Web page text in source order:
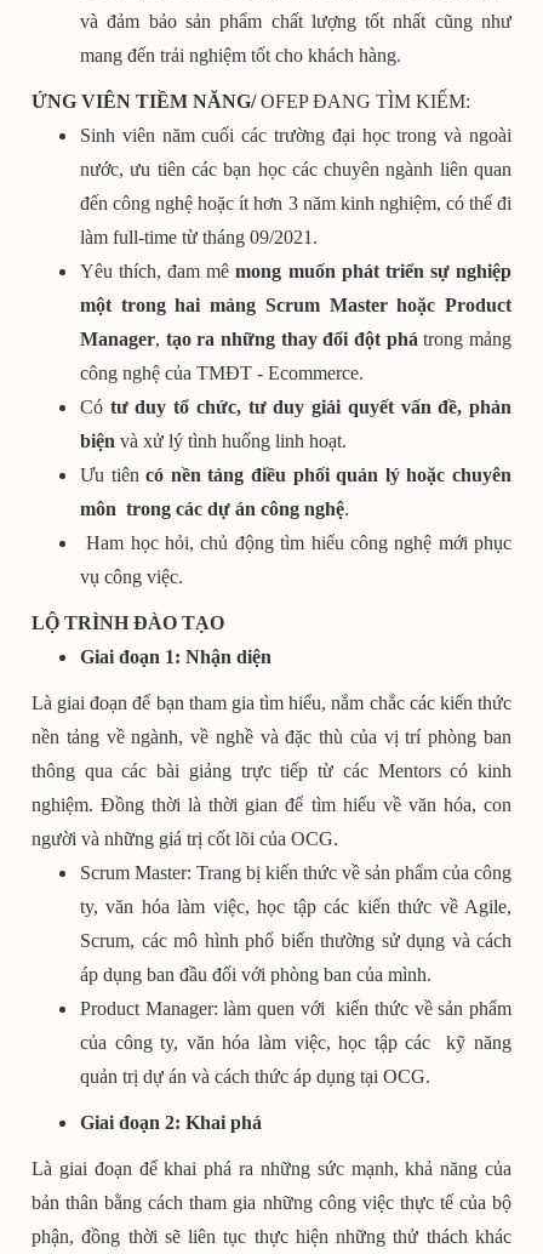
và đảm bảo sản phẩm chất lượng tốt nhất cũng như
mang đến trải nghiệm tốt cho khách hàng.
ỨNG VIÊN TIỀM NĂNG/OFEP ĐANG TÌM KIẾM:
Sinh viên năm cuối các trường đại học trong và ngoài
nước, ưu tiên các bạn học các chuyên ngành liên quan
đến công nghệ hoặc ít hơn 3 năm kinh nghiệm, có thể đi
làm full-time từ tháng 09/2021.
Yêu thích, đam mêmong muốn phát triển sự nghiệp
một trong hai mảng Scrum Master hoặc Product
Manager, tạo ra những thay đổi đột phá trong mảng
công nghệ của TMĐT - Ecommerce.
Có tư duy tổ chức, tư duy giải quyết vấn đề, phản
biện và xử lý tình huống linh hoạt.
Ưu tiêncó nền tảng điều phối quản lý hoặc chuyên
môn trong các dự án công nghệ.
Ham học hỏi, chủ động tìm hiểu công nghệ mới phục
vụ công việc.
LỘ TRÌNH ĐÀO TẠO
Giai đoạn 1: Nhận diện
Là giai đoạn để bạn tham gia tìm hiểu, nắm chắc các kiến thức
nền tảng về ngành, về nghề và đặc thù của vị trí phòng ban
thông qua các bài giảng trực tiếp từ các Mentors có kinh
nghiệm. Đồng thời là thời gian để tìm hiểu về văn hóa, con
người và những giá trị cốt lõi của OCG.
Scrum Master: Trang bị kiến thức về sản phẩm của công
ty, văn hóa làm việc, học tập các kiến thức về Agile,
Scrum, các mô hình phổ biến thường sử dụng và cách
áp dụng ban đầu đối với phòng ban của mình.
Product Manager: làm quen với kiến thức về sản phẩm
của công ty, văn hóa làm việc, học tập các kỹ năng
quản trị dự án và cách thức áp dụng tại OCG.
Giai đoạn 2: Khai phá
Là giai đoạn để khai phá ra những sức mạnh, khả năng của
bản thân bằng cách tham gia những công việc thực tế của bộ
phận, đồng thời sẽ liên tục thực hiện những thử thách khác